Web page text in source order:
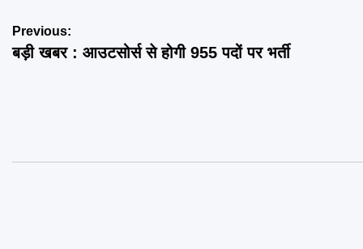
Post
navigation
Previous:
बड़ी खबर : आउटसोर्स से होगी 955 पदों पर भर्ती